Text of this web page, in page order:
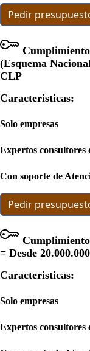
Pedir
(Esquema
CLP
Caracteristicas:
Solo empresas
Expertos consultores
Con soporte de
Pedir
= Desde
Caracteristicas:
Solo empresas
Expertos consultores